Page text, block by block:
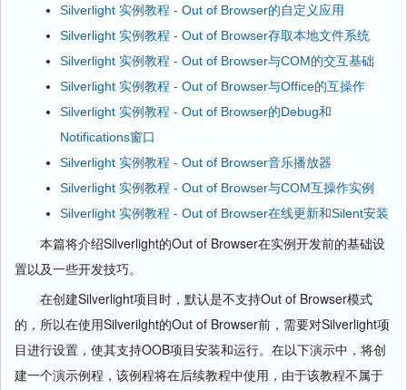
Silverlight 实例教程 - Out of Browser的自定义应用
Silverlight 实例教程 - Out of Browser存取本地文件系统
Silverlight 实例教程 - Out of Browser与COM的交互基础
Silverlight 实例教程 - Out of Browser与Office的互操作
Silverlight 实例教程 - Out of Browser的Debug和
Notifications窗口
Silverlight 实例教程 - Out of Browser音乐播放器
Silverlight 实例教程 - Out of Browser与COM互操作实例
Silverlight 实例教程 - Out of Browser在线更新和Silent安装
本篇将介绍Silverlight的Out of Browser在实例开发前的基础设
置以及一些开发技巧。
在创建Silverlight项目时，默认是不支持Out of Browser模式
的，所以在使用Silverilght的Out of Browser前，需要对Silverlight项
目进行设置，使其支持OOB项目安装和运行。在以下演示中，将创
建一个演示例程，该例程将在后续教程中使用，由于该教程不属于